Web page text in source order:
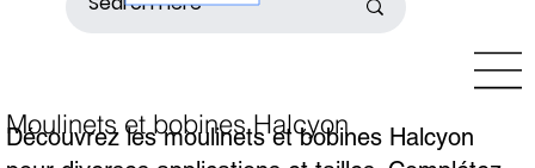
Moulinets et bobines Halcyon
Découvrez les moulinets et bobines Halcyon